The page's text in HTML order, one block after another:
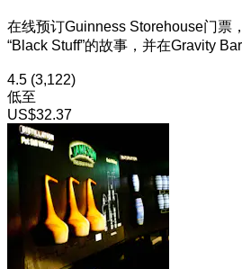
在线预订Guinness Storehouse门票
“Black Stuff”的故事，并在Gravity
4.5 (3,122)
低至
US$32.37